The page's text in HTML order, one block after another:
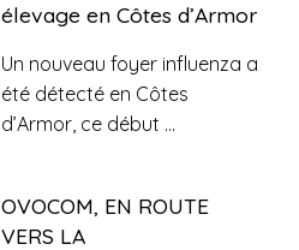
élevage en Côtes d’Armor
Un nouveau foyer influenza a
été détecté en Côtes
d’Armor, ce début ...
OVOCOM, EN ROUTE
VERS LA